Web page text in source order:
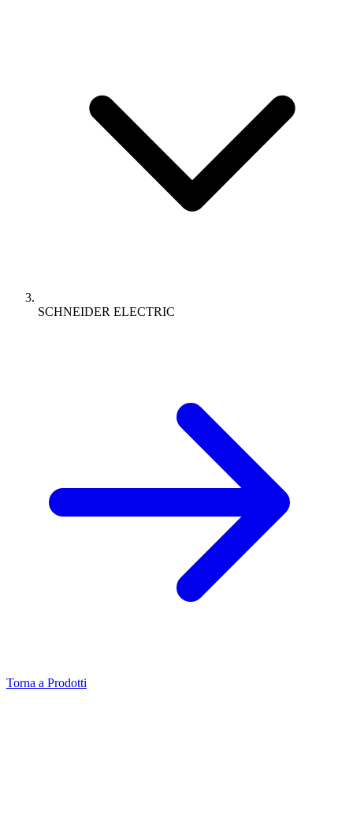
SCHNEIDER ELECTRIC
Torna a Prodotti